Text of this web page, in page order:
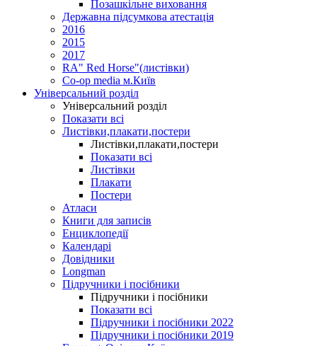
Позашкільне виховання
Державна підсумкова атестація
2016
2015
2017
RA" Red Horse"(листівки)
Co-op media м.Київ
Універсальний розділ
Універсальний розділ
Показати всі
Листівки,плакати,постери
Листівки,плакати,постери
Показати всі
Листівки
Плакати
Постери
Атласи
Книги для записів
Енциклопедії
Календарі
Довідники
Longman
Підручники і посібники
Підручники і посібники
Показати всі
Підручники і посібники 2022
Підручники і посібники 2019